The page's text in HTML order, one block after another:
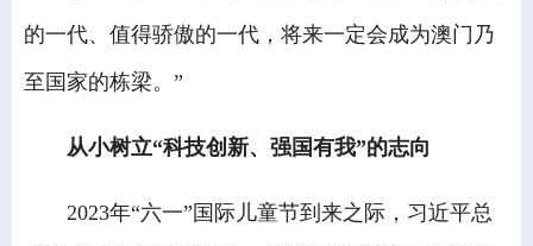
的一代、值得骄傲的一代，将来一定会成为澳门乃
至国家的栋梁。”
从小树立“科技创新、强国有我”的志向
2023年“六一”国际儿童节到来之际，习近平总